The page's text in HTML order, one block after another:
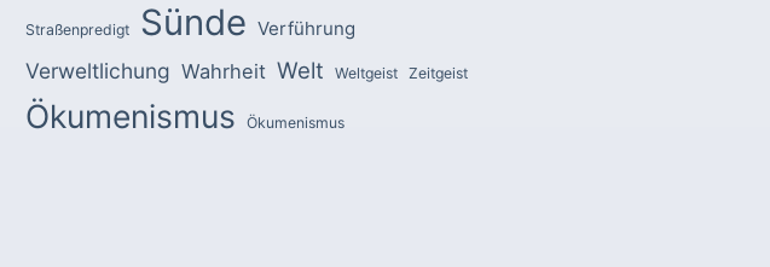
Straßenpredigt Sünde Verführung
Verweltlichung Wahrheit Welt Weltgeist Zeitgeist
Ökumenismus Ökumenismus